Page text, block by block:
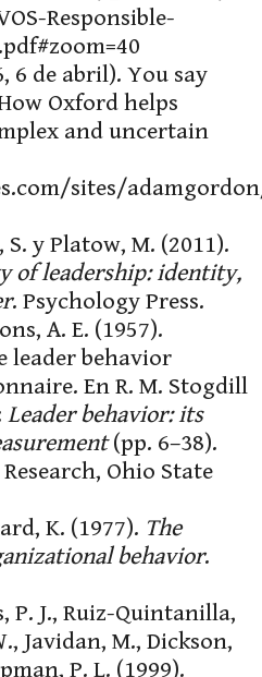
Responsible-
6 de abril). You say
Oxford helps
and uncertain
sites/
S. y Platow, M. (2011).
of leadership: identity,
. Psychology Press.
A. E. (1957).
leader behavior
En R. M. Stogdill
Leader behavior: its
(pp. 6–38).
Ohio State
K. (1977). The
behavior.
P. J., Ruiz-Quintanilla,
Javidan, M., Dickson,
P. L. (1999).